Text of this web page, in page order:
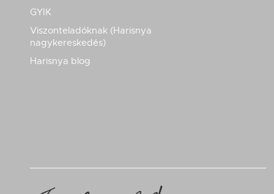
GYIK
Viszonteladóknak (Harisnya
nagykereskedés)
Harisnya blog